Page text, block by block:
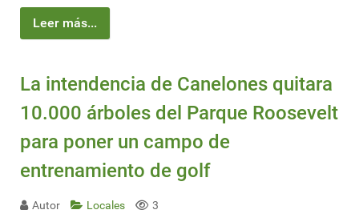
Leer más...
La intendencia de Canelones quitara
10.000 árboles del Parque Roosevelt
para poner un campo de
entrenamiento de golf
Autor Locales 3